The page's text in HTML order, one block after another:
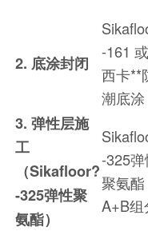
2. 底涂封闭
-161 或
西卡**
潮底涂
3. 弹性层施
工
（Sikafloor?
-325弹性聚
氨酯）
-325弹
聚氨酯
A+B组